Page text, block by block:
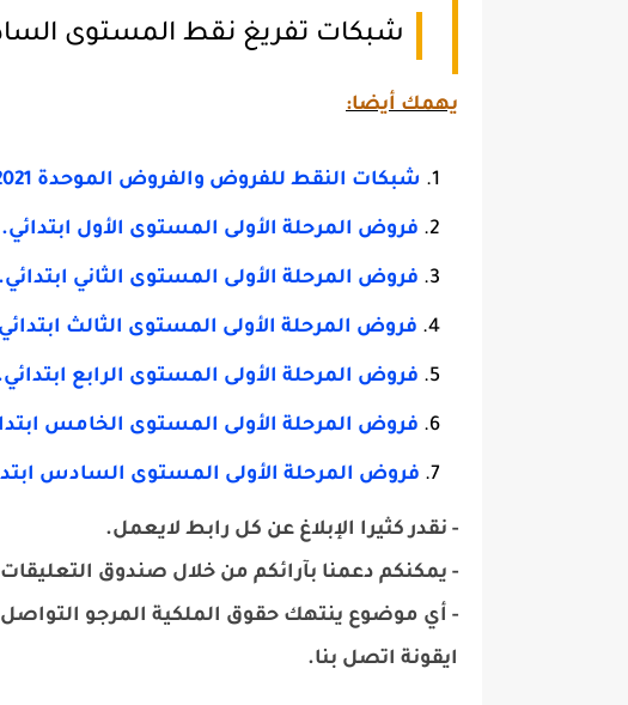
شبكات تفريغ نقط المستوى
يهمك أيضا:
شبكات النقط للفروض والفروض الموحدة 2021
فروض المرحلة الأولى المستوى الأول ابتدائي.
فروض المرحلة الأولى المستوى الثاني ابتدائي.
فروض المرحلة الأولى المستوى الثالث
فروض المرحلة الأولى المستوى الرابع
فروض المرحلة الأولى المستوى الخامس
فروض المرحلة الأولى المستوى السادس
- نقدر كثيرا الإبلاغ عن كل رابط لايعمل.
- يمكنكم دعمنا بآرائكم من خلال صندوق
- أي موضوع ينتهك حقوق الملكية المرجو
ايقونة اتصل بنا.